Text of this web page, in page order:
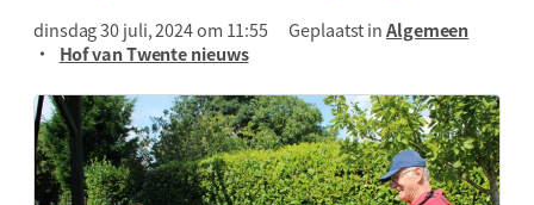
dinsdag 30 juli, 2024 om 11:55 Geplaatst inAlgemeen
Hof van Twente nieuws